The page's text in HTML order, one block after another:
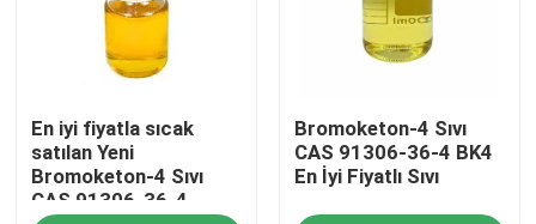
En iyi fiyatla sıcak
satılan Yeni
Bromoketon-4 Sıvı
CAS 91306-36-4
Bromoketon-4 Sıvı
CAS 91306-36-4 BK4
En İyi Fiyatlı Sıvı